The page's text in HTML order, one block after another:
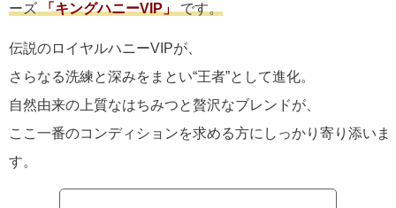
ーズ「キングハニーVIP」です。
伝説のロイヤルハニーVIPが、
さらなる洗練と深みをまとい“王者”として進化。
自然由来の上質なはちみつと贅沢なブレンドが、
ここ一番のコンディションを求める方にしっかり寄り添いま
す。